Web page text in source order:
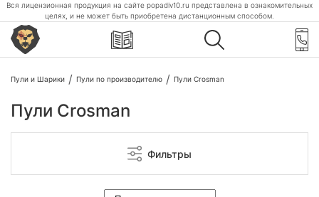
Вся лицензионная продукция на сайте popadiv10.ru представлена в ознакомительных
целях, и не может быть приобретена дистанционным способом.
Пули и Шарики Пули по производителю Пули Crosman
Пули Crosman
Фильтры